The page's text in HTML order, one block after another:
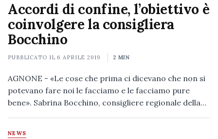
Accordi di confine, l’obiettivo è
coinvolgere la consigliera
Bocchino
PUBBLICATO IL 6 APRILE 2019 2 MIN
AGNONE - «Le cose che prima ci dicevano che non si
potevano fare noi le facciamo e le facciamo pure
bene». Sabrina Bocchino, consigliere regionale della…
NEWS